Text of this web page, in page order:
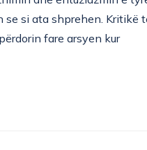
dhe entuziazmin e tyre
si ata shprehen. Kritikë të
fare arsyen kur